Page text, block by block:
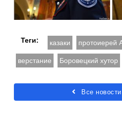
Теги: казаки протоиерей
верстание Боровецкий хутор
Все